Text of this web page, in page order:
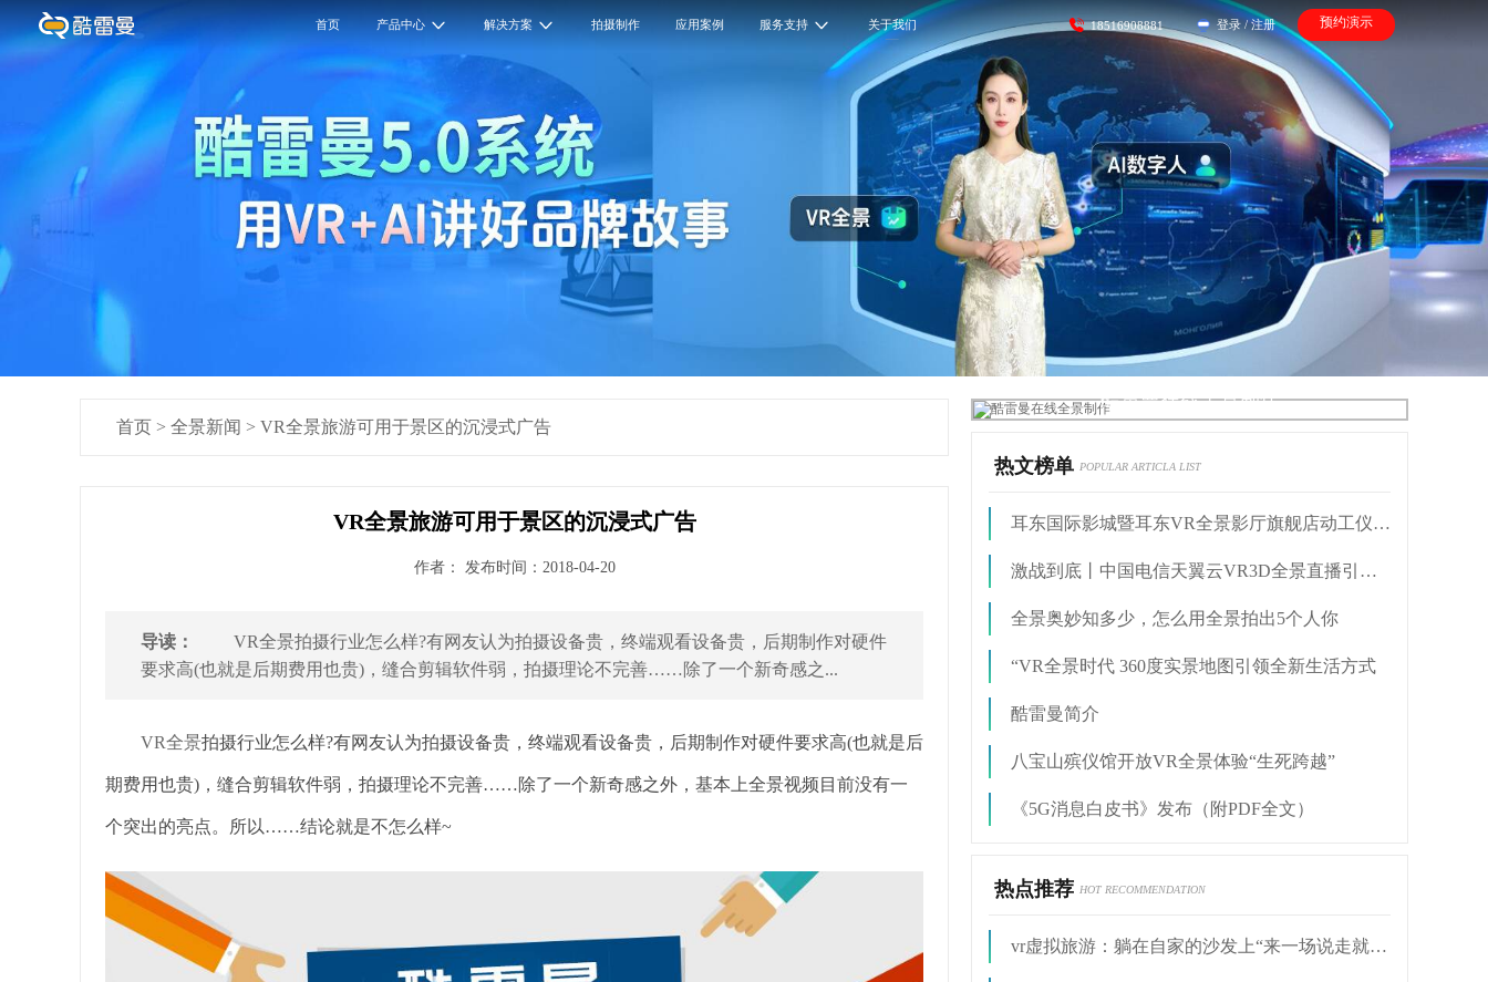
首页 产品中心 解决方案 拍摄制作 应用案例 服务支持 关于我们 18516908881 登录 / 注册 预约演示
首页 > 全景新闻 > VR全景旅游可用于景区的沉浸式广告
VR全景旅游可用于景区的沉浸式广告
作者： 发布时间：2018-04-20
导读：
VR全景拍摄行业怎么样?有网友认为拍摄设备贵，终端观看设备贵，后期制作对硬件
要求高(也就是后期费用也贵)，缝合剪辑软件弱，拍摄理论不完善……除了一个新奇感之...
VR全景拍摄行业怎么样?有网友认为拍摄设备贵，终端观看设备贵，后期制作对硬件要求高(也就是后
期费用也贵)，缝合剪辑软件弱，拍摄理论不完善……除了一个新奇感之外，基本上全景视频目前没有一
个突出的亮点。所以……结论就是不怎么样~
酷雷曼在线全景制作
热文榜单 POPULAR ARTICLA LIST
耳东国际影城暨耳东VR全景影厅旗舰店动工仪式盛大举行
激战到底丨中国电信天翼云VR3D全景直播引燃拳击热火
全景奥妙知多少，怎么用全景拍出5个人你
“VR全景时代 360度实景地图引领全新生活方式
酷雷曼简介
八宝山殡仪馆开放VR全景体验“生死跨越”
《5G消息白皮书》发布（附PDF全文）
热点推荐 HOT RECOMMENDATION
vr虚拟旅游：躺在自家的沙发上“来一场说走就走”的旅行